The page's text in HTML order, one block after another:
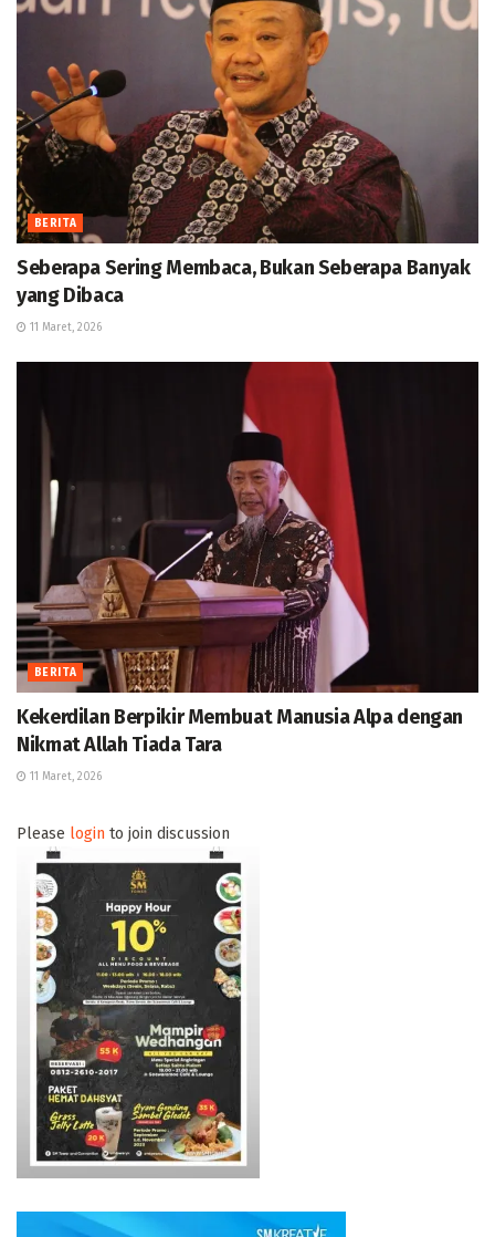
BERITA
Seberapa Sering Membaca, Bukan Seberapa Banyak
yang Dibaca
11 Maret, 2026
BERITA
Kekerdilan Berpikir Membuat Manusia Alpa dengan
Nikmat Allah Tiada Tara
11 Maret, 2026
Please login to join discussion